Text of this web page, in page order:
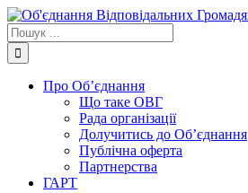
Skip
to
content
Пошук
...
Про Об’єднання
Що таке ОВГ
Рада організації
Долучитись до Об’єднання
Публічна оферта
Партнерства
ГАРТ